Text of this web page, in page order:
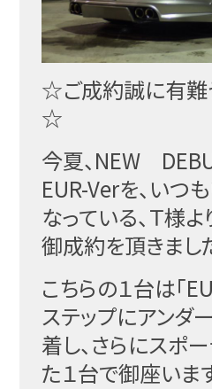
☆ご成約誠に有難
☆
今夏、NEW
EUR-Verを、いつ
なっている、Ｔ様
御成約を頂きました
こちらの１台は「
ステップにアンダ
着し、さらにスポ
た１台で御座いま